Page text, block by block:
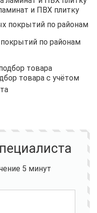
и ПВХ плитку
по районам
товара с учётом
5 минут